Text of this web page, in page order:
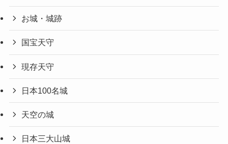
お城・城跡
国宝天守
現存天守
日本100名城
天空の城
日本三大山城